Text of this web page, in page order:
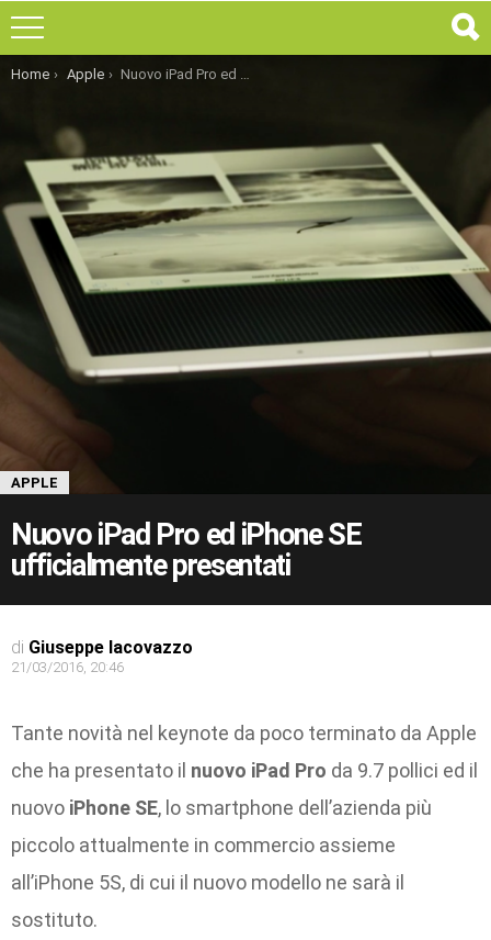
You are here:
Home Apple Nuovo iPad Pro ed iPhone SE ufficialmente presentati
APPLE
Nuovo iPad Pro ed iPhone SE
ufficialmente presentati
di Giuseppe Iacovazzo
21/03/2016, 20:46
Tante novità nel keynote da poco terminato da Apple
che ha presentato il nuovo iPad Pro da 9.7 pollici ed il
nuovo iPhone SE, lo smartphone dell’azienda più
piccolo attualmente in commercio assieme
all’iPhone 5S, di cui il nuovo modello ne sarà il
sostituto.